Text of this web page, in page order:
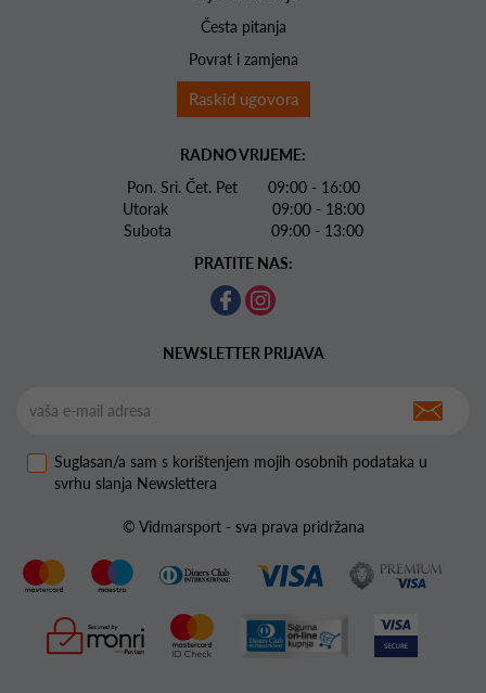
Česta pitanja
Povrat i zamjena
Raskid ugovora
RADNO VRIJEME:
Pon. Sri. Čet. Pet 09:00 - 16:00
Utorak 09:00 - 18:00
Subota 09:00 - 13:00
PRATITE NAS:
NEWSLETTER PRIJAVA
Suglasan/a sam s korištenjem mojih osobnih podataka u
svrhu slanja Newslettera
© Vidmarsport - sva prava pridržana